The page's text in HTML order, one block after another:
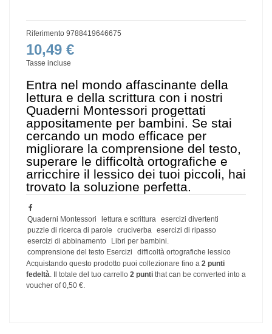
Riferimento 9788419646675
10,49 €
Tasse incluse
Entra nel mondo affascinante della
lettura e della scrittura con i nostri
Quaderni Montessori progettati
appositamente per bambini. Se stai
cercando un modo efficace per
migliorare la comprensione del testo,
superare le difficoltà ortografiche e
arricchire il lessico dei tuoi piccoli, hai
trovato la soluzione perfetta.
Quaderni Montessori lettura e scrittura esercizi divertenti
puzzle di ricerca di parole
cruciverba esercizi di ripasso
esercizi di abbinamento
Libri per bambini.
comprensione del testo Esercizi
difficoltà ortografiche lessico
Acquistando questo prodotto puoi collezionare fino a 2 punti
fedeltà. Il totale del tuo carrello 2 punti that can be converted into a
voucher of0,50 €.